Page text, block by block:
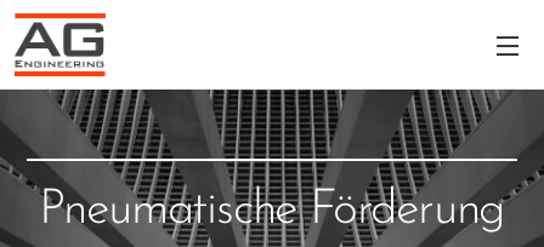
Pneumatische Förderung